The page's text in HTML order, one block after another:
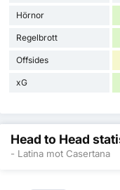
Hörnor
Regelbrott
Offsides
xG
Head to Head
- Latina mot Casertana